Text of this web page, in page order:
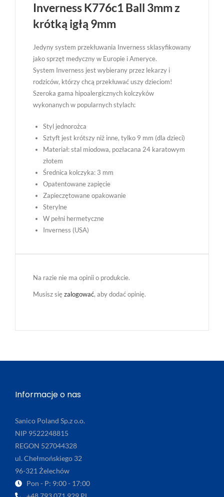
Inverness K776c1 Ball 3mm z
krótką igłą 9mm
Jedyny system przekłuwania Inverness sklasyfikowany
jako sprzęt medyczny w Europie i Ameryce.
System Inverness jest wybierany przez lekarzy i
rodziców, którzy chcą przekłuwać uszy dzieciom!
Szeroka gama hipoalergicznych kolczyków
wykonanych w popularnych stylach:
Styl jednorożca
Sztyft jest krótszy niż inne, tylko 9 mm (dla dzieci)
Materiał: stal miodowa, pozłacana 24 karatowym
złotem
Średnica kolczyka: 3 mm
Opatentowane zapięcie
Zapieczętowane opakowanie
Sterylne
W pełni hermetyczne
Inverness (USA)
Na razie nie ma opinii o produkcie.
Musisz sięzalogować, aby dodać opinię.
Informacje o nas
Sanico Poland Sp.z o.o.
NIP 9522248815
REGON 527044328
ul. Chełmońskiego 32
96-321 Żelechów
Pon - P: 9:00 - 17:00